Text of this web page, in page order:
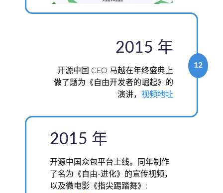
2015 年
开源中国 CEO 马越在年终盛典上
做了题为《自由开发者的崛起》的
演讲，视频地址
12
2015 年
开源中国众包平台上线。同年制作
了名为《自由-进化》的宣传视频，
以及微电影《指尖踢踏舞》: